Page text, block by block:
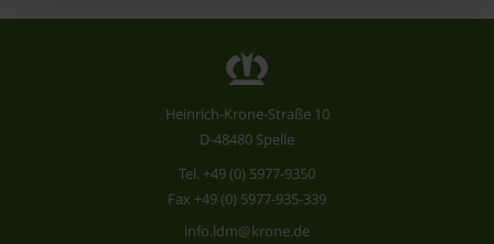
Heinrich-Krone-Straße 10
D-48480 Spelle
Tel. +49 (0) 5977-9350
Fax +49 (0) 5977-935-339
info.ldm@krone.de